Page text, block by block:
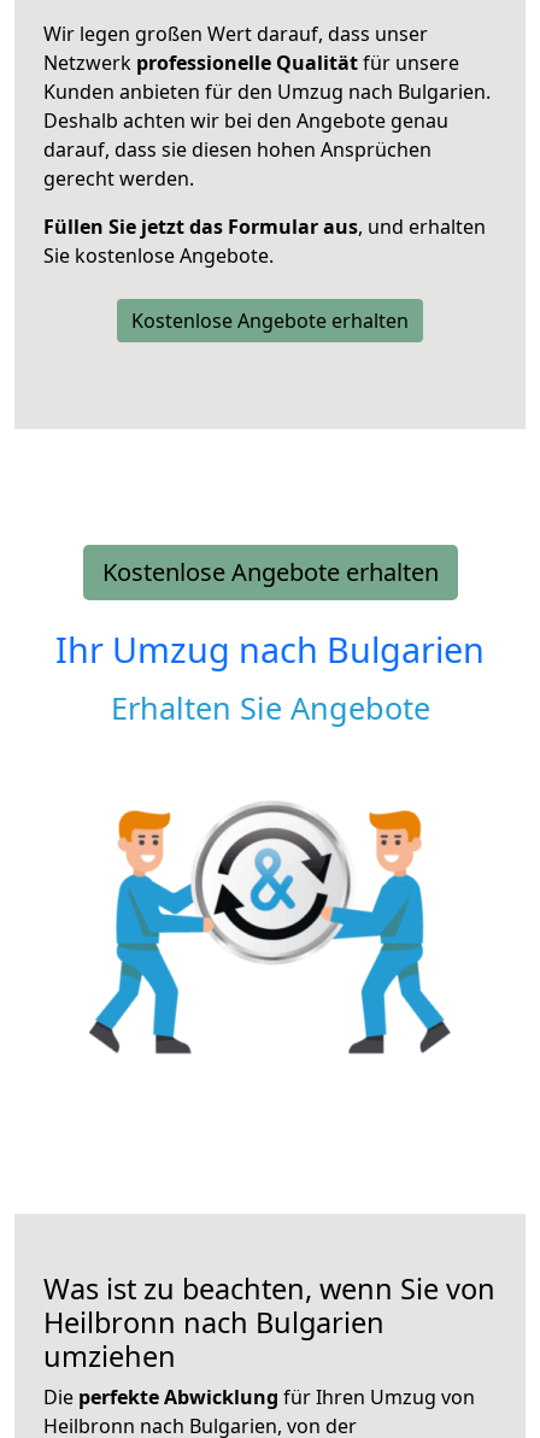
Wir legen großen Wert darauf, dass unser
Netzwerk professionelle Qualitätfür unsere
Kunden anbieten für den Umzug nach Bulgarien.
Deshalb achten wir bei den Angebote genau
darauf, dass sie diesen hohen Ansprüchen
gerecht werden.
Füllen Sie jetzt das Formular aus, und erhalten
Sie kostenlose Angebote.
Kostenlose Angebote erhalten
Kostenlose Angebote erhalten
Ihr Umzug nach Bulgarien
Erhalten Sie Angebote
Was ist zu beachten, wenn Sie von
Heilbronn nach Bulgarien
umziehen
Die perfekte Abwicklung für Ihren Umzug von
Heilbronn nach Bulgarien, von der